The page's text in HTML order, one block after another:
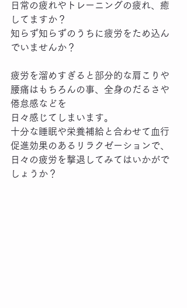
日常の疲れやトレーニングの疲れ、癒
してますか？
知らず知らずのうちに疲労をため込ん
でいませんか？
疲労を溜めすぎると部分的な肩こりや
腰痛はもちろんの事、全身のだるさや
倦怠感などを
日々感じてしまいます。
十分な睡眠や栄養補給と合わせて血行
促進効果のあるリラクゼーションで、
日々の疲労を撃退してみてはいかがで
しょうか？